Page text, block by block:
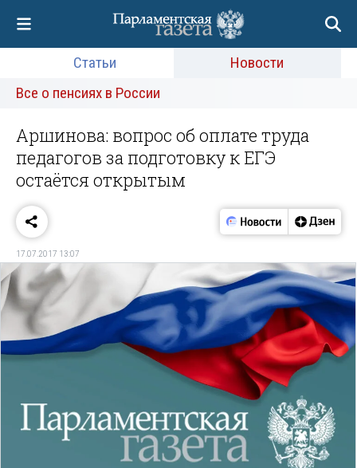
Статьи
Новости
Все о пенсиях в России
Аршинова: вопрос об оплате труда
педагогов за подготовку к ЕГЭ
остаётся открытым
17.07.2017 13:07